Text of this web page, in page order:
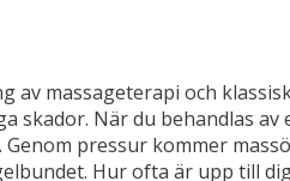
av massageterapi och
skador. När du behandlas
pressur kommer
Hur ofta är upp till